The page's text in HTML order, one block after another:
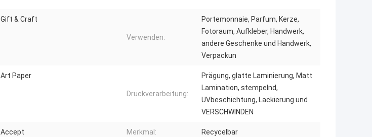
Gift & Craft
Verwenden:
Portemonnaie, Parfum, Kerze,
Fotoraum, Aufkleber, Handwerk,
andere Geschenke und Handwerk,
Verpackun
Art Paper
Druckverarbeitung:
Prägung, glatte Laminierung, Matt
Lamination, stempelnd,
UVbeschichtung, Lackierung und
VERSCHWINDEN
Accept Merkmal: Recycelbar